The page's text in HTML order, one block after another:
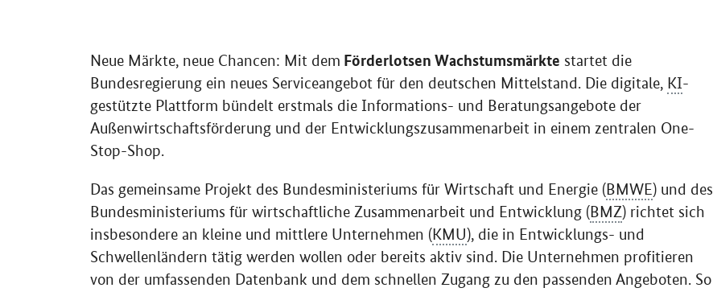
Neue Märkte, neue Chancen: Mit dem Förderlotsen Wachstumsmärkte startet die
Bundesregierung ein neues Serviceangebot für den deutschen Mittelstand. Die digitale, KI-
gestützte Plattform bündelt erstmals die Informations- und Beratungsangebote der
Außenwirtschaftsförderung und der Entwicklungszusammenarbeit in einem zentralen One-
Stop-Shop.
Das gemeinsame Projekt des Bundesministeriums für Wirtschaft und Energie (BMWE) und des
Bundesministeriums für wirtschaftliche Zusammenarbeit und Entwicklung (BMZ) richtet sich
insbesondere an kleine und mittlere Unternehmen (KMU), die in Entwicklungs- und
Schwellenländern tätig werden wollen oder bereits aktiv sind. Die Unternehmen profitieren
von der umfassenden Datenbank und dem schnellen Zugang zu den passenden Angeboten. So